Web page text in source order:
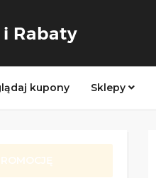
kupony Sklepy